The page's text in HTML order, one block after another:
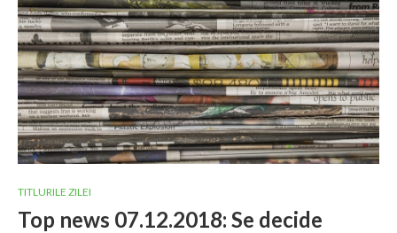
TITLURILE ZILEI
Top news 07.12.2018: Se decide